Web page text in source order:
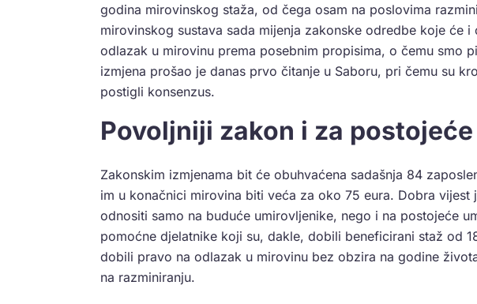
godina mirovinskog staža, od čega osam na poslovima
mirovinskog sustava sada mijenja zakonske odredbe koje će
odlazak u mirovinu prema posebnim propisima, o čemu smo
izmjena prošao je danas prvo čitanje u Saboru, pri čemu su
postigli konsenzus.
Povoljniji zakon i za
Zakonskim izmjenama bit će obuhvaćena sadašnja 84
im u konačnici mirovina biti veća za oko 75 eura. Dobra vijest
odnositi samo na buduće umirovljenike, nego i na postojeće
pomoćne djelatnike koji su, dakle, dobili beneficirani staž od
dobili pravo na odlazak u mirovinu bez obzira na godine
na razminiranju.